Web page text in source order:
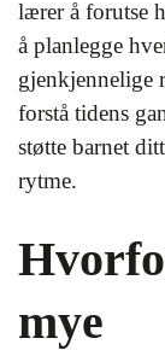
lærer å forutse
å planlegge
gjenkjennelige
forstå tidens
støtte barnet
rytme.
mye